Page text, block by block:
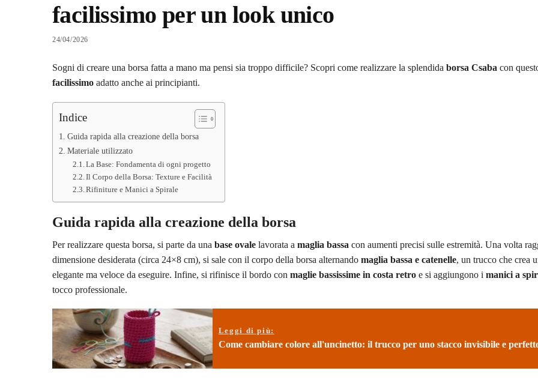
facilissimo per un look unico
24/04/2026
Sogni di creare una borsa fatta a mano ma pensi sia troppo difficile? Scopri come realizzare la splendida borsa Csaba con
facilissimo adatto anche ai principianti.
Indice
Guida rapida alla creazione della borsa
Materiale utilizzato
La Base: Fondamenta di ogni progetto
Il Corpo della Borsa: Texture e Facilità
Rifiniture e Manici a Spirale
Guida rapida alla creazione della borsa
Per realizzare questa borsa, si parte da una base ovale lavorata a maglia bassa con aumenti precisi sulle estremità. Una volta
dimensione desiderata (circa 24×8 cm), si sale con il corpo della borsa alternando maglia bassa e catenelle, un trucco che crea
elegante ma veloce da eseguire. Infine, si rifinisce il bordo con maglie bassissime in costa retro e si aggiungono i manici a
tocco professionale.
Leggi di più:
Come cambiare colore all'uncinetto: il trucco per uno stacco invisibile e